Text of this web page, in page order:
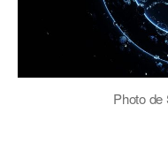
Photo